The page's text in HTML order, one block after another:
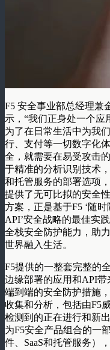
F5 安全事业部总经理兼
示，“我们正身处一个
为了在日常生活中为我
行、支付等一切数字化
全，就需要在易受攻击
于精准的分析识别技术
和托管服务的部署选项
提供了无可比拟的安全
方案，正是基于F5 ‘随
API’安全战略的最佳实
全栈安全防护能力，助
世界融入生活。
F5提供的一整套完整的
边缘部署的应用和API
端到端的安全防护措施
收集和分析，包括由F5
检测到的正在进行和新
为F5安全产品组合的一
件、SaaS和托管服务）